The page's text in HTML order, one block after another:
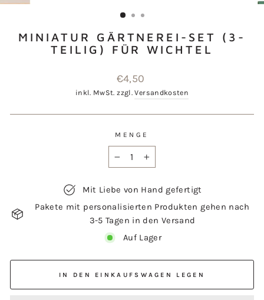
MINIATUR GÄRTNEREI-SET (3-
TEILIG) FÜR WICHTEL
Normaler
Preis
€4,50
inkl. MwSt. zzgl.Versandkosten
MENGE
Mit Liebe von Hand gefertigt
Pakete mit personalisierten Produkten gehen nach
3-5 Tagen in den Versand
Auf Lager
IN DEN EINKAUFSWAGEN LEGEN